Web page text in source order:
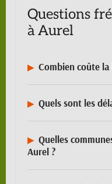
Questions
à Aurel
Combien coûte
Quels sont les
Quelles
Aurel ?